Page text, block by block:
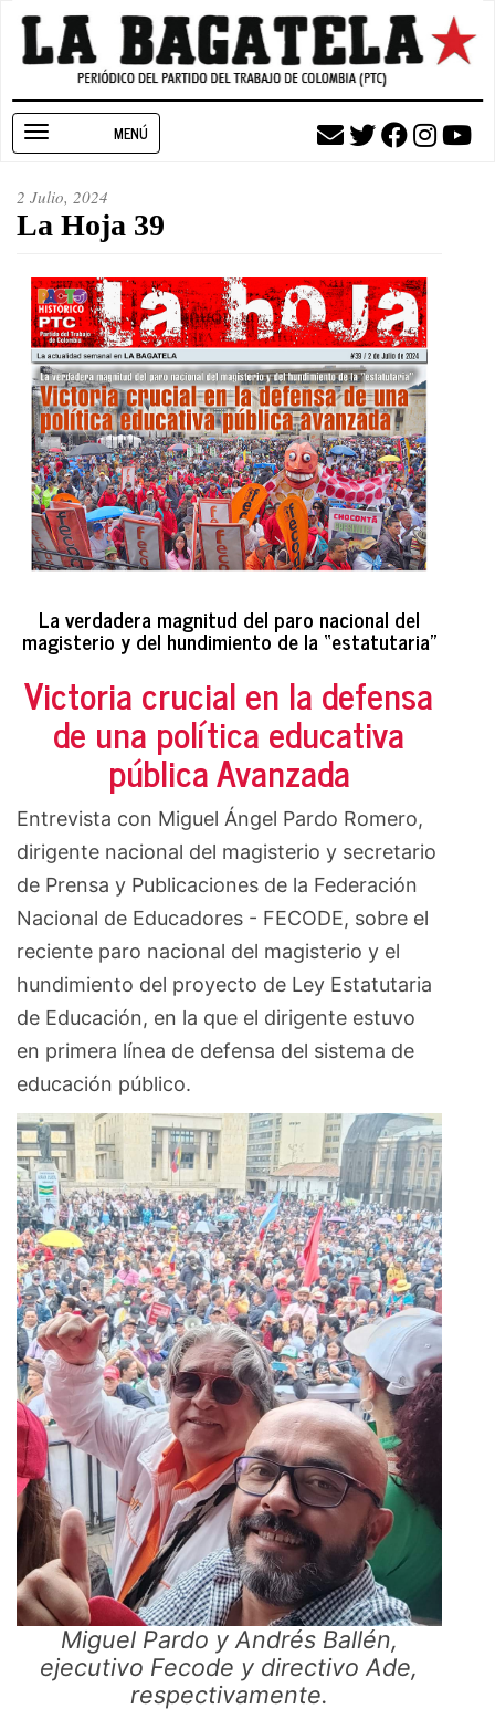
Pasar
contenido
navigation
2 Julio, 2024
La Hoja 39
La verdadera magnitud del paro nacional del
magisterio y del hundimiento de la “estatutaria”
Victoria crucial en la defensa
de una política educativa
pública Avanzada
Entrevista con Miguel Ángel Pardo Romero,
dirigente nacional del magisterio y secretario
de Prensa y Publicaciones de la Federación
Nacional de Educadores - FECODE, sobre el
reciente paro nacional del magisterio y el
hundimiento del proyecto de Ley Estatutaria
de Educación, en la que el dirigente estuvo
en primera línea de defensa del sistema de
educación público.
Miguel Pardo y Andrés Ballén,
ejecutivo Fecode y directivo Ade,
respectivamente.